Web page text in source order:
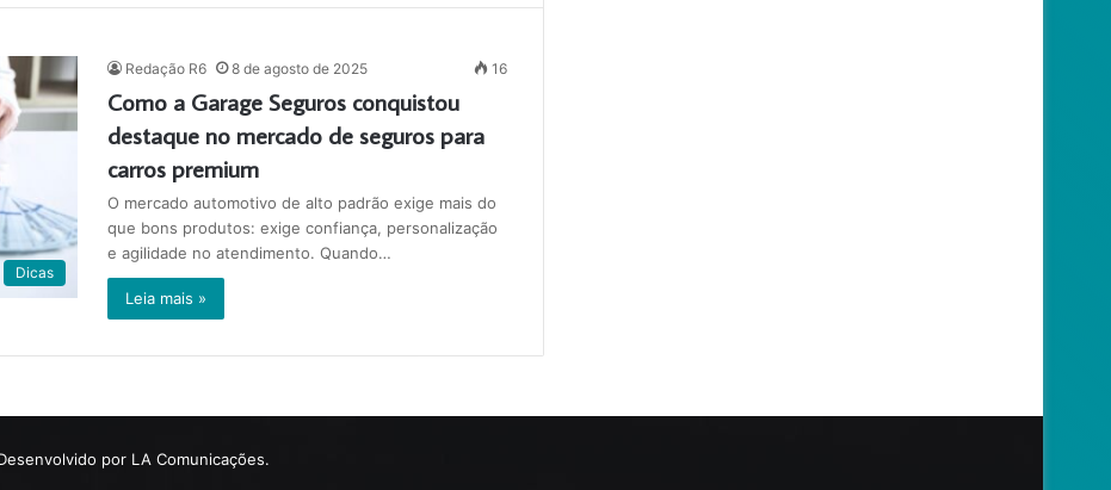
Dicas
Redação R6 8 de agosto de 2025 16
Como a Garage Seguros conquistou
destaque no mercado de seguros para
carros premium
O mercado automotivo de alto padrão exige mais do
que bons produtos: exige confiança, personalização
e agilidade no atendimento. Quando…
Leia mais »
por LA Comunicações.